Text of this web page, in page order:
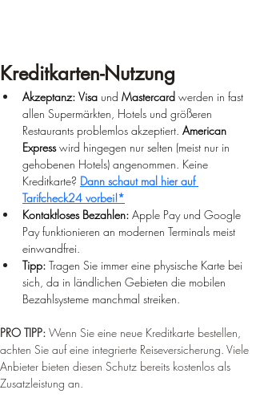
Kreditkarten-Nutzung
Akzeptanz: Visa und Mastercard werden in fast
allen Supermärkten, Hotels und größeren
Restaurants problemlos akzeptiert. American
Express wird hingegen nur selten (meist nur in
gehobenen Hotels) angenommen. Keine
Kreditkarte? Dann schaut mal hier auf
Tarifcheck24 vorbei!*
Kontaktloses Bezahlen: Apple Pay und Google
Pay funktionieren an modernen Terminals meist
einwandfrei.
Tipp: Tragen Sie immer eine physische Karte bei
sich, da in ländlichen Gebieten die mobilen
Bezahlsysteme manchmal streiken.
PRO TIPP: Wenn Sie eine neue Kreditkarte bestellen,
achten Sie auf eine integrierte Reiseversicherung. Viele
Anbieter bieten diesen Schutz bereits kostenlos als
Zusatzleistung an.